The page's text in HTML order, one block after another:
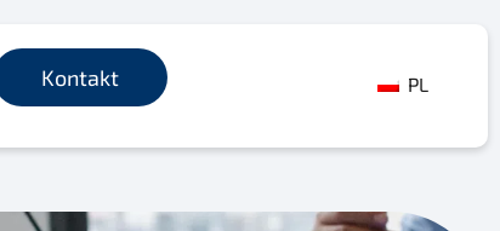
Kontakt PL